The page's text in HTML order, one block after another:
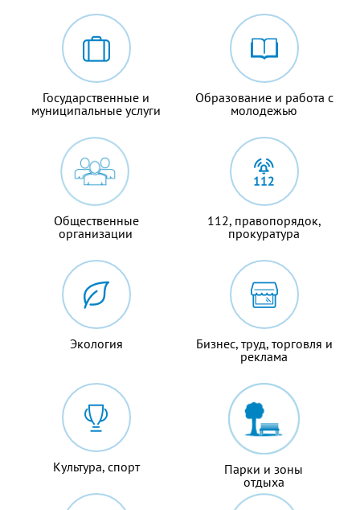
Государственные и
муниципальные услуги
Образование и работа с
молодежью
Общественные
организации
112, правопорядок,
прокуратура
Экология
Бизнес, труд, торговля и
реклама
Культура, спорт
Парки и зоны
отдыха